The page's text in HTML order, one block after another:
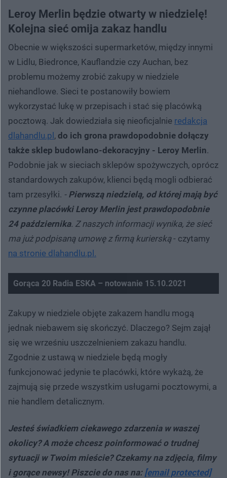
Leroy Merlin będzie otwarty w niedzielę!
Kolejna sieć omija zakaz handlu
Obecnie w większości supermarketów, między innymi
w Lidlu, Biedronce, Kauflandzie czy Auchan, bez
problemu możemy zrobić zakupy w niedziele
niehandlowe. Sieci te postanowiły bowiem
wykorzystać lukę w przepisach i stać się placówką
pocztową. Jak dowiedziała się nieoficjalnie redakcja
dlahandlu.pl, do ich grona prawdopodobnie dołączy
także sklep budowlano-dekoracyjny - Leroy Merlin.
Podobnie jak w sieciach sklepów spożywczych, oprócz
standardowych zakupów, klienci będą mogli odbierać
tam przesyłki. - Pierwszą niedzielą, od której mają być
czynne placówki Leroy Merlin jest prawdopodobnie
24 października. Z naszych informacji wynika, że sieć
ma już podpisaną umowę z firmą kurierską- czytamy
na stronie dlahandlu.pl.
Gorąca 20 Radia ESKA – notowanie 15.10.2021
Zakupy w niedziele objęte zakazem handlu mogą
jednak niebawem się skończyć. Dlaczego? Sejm zajął
się we wrześniu uszczelnieniem zakazu handlu.
Zgodnie z ustawą w niedziele będą mogły
funkcjonować jedynie te placówki, które wykażą, że
zajmują się przede wszystkim usługami pocztowymi, a
nie handlem detalicznym.
Jesteś świadkiem ciekawego zdarzenia w waszej
okolicy? A może chcesz poinformować o trudnej
sytuacji w Twoim mieście? Czekamy na zdjęcia, filmy
i gorące newsy! Piszcie do nas na: [email protected]